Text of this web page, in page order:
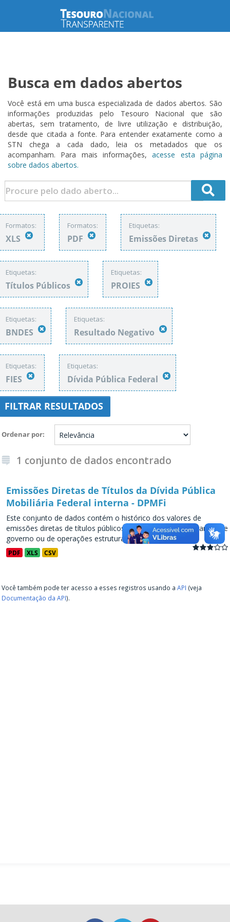
Busca em dados abertos
Você está em uma busca especializada de dados abertos. São
informações produzidas pelo Tesouro Nacional que são
abertas, sem tratamento, de livre utilização e distribuição,
desde que citada a fonte. Para entender exatamente como a
STN chega a cada dado, leia os metadados que os
acompanham. Para mais informações,acesse esta página
sobre dados abertos.
Formatos:
XLS
Formatos:
PDF
Etiquetas:
Emissões Diretas
Etiquetas:
Títulos Públicos
Etiquetas:
PROIES
Etiquetas:
BNDES
Etiquetas:
Resultado Negativo
Etiquetas:
FIES
Etiquetas:
Dívida Pública Federal
FILTRAR RESULTADOS
Ordenar por
1 conjunto de dados encontrado
Emissões Diretas de Títulos da Dívida Pública
Mobiliária Federal interna - DPMFi
Este conjunto de dados contém o histórico dos valores de
emissões diretas de títulos públicos, decorrentes de programas de
governo ou de operações estruturadas, a partir de...
PDF XLS CSV
Você também pode ter acesso a esses registros usando a API (veja
Documentação da API).